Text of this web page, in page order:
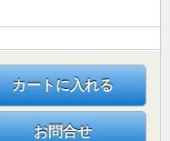
カートに入れる
お問合せ